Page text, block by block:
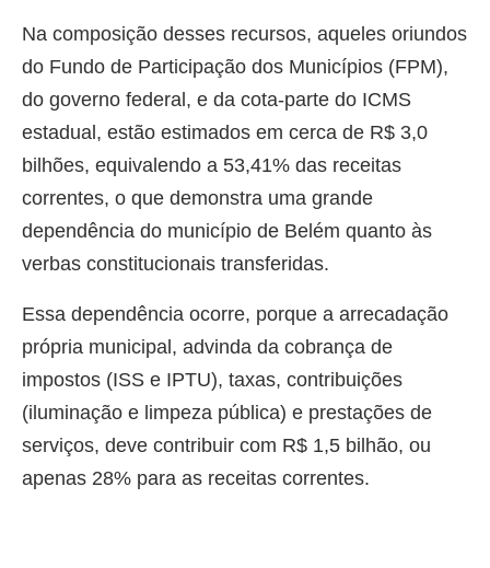
Na composição desses recursos, aqueles oriundos
do Fundo de Participação dos Municípios (FPM),
do governo federal, e da cota-parte do ICMS
estadual, estão estimados em cerca de R$ 3,0
bilhões, equivalendo a 53,41% das receitas
correntes, o que demonstra uma grande
dependência do município de Belém quanto às
verbas constitucionais transferidas.
Essa dependência ocorre, porque a arrecadação
própria municipal, advinda da cobrança de
impostos (ISS e IPTU), taxas, contribuições
(iluminação e limpeza pública) e prestações de
serviços, deve contribuir com R$ 1,5 bilhão, ou
apenas 28% para as receitas correntes.